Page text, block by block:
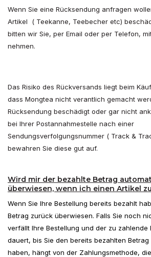
Wenn Sie eine Rücksendung anfragen
Artikel ( Teekanne, Teebecher etc)
bitten wir Sie, per Email oder per Telefon,
nehmen.
Das Risiko des Rückversands liegt beim
dass Mongtea nicht verantlich gemacht
Rücksendung beschädigt oder gar nicht
bei Ihrer Postannahmestelle nach einer
Sendungsverfolgungsnummer ( Track &
bewahren Sie diese gut auf.
Wird mir der bezahlte Betrag
überwiesen, wenn ich einen Artikel
Wenn Sie Ihre Bestellung bereits bezahlt
Betrag zurück überwiesen. Falls Sie noch
verfällt Ihre Bestellung und der zu zahlende
dauert, bis Sie den bereits bezahlten Betrag
haben, hängt von der Zahlungsmethode,